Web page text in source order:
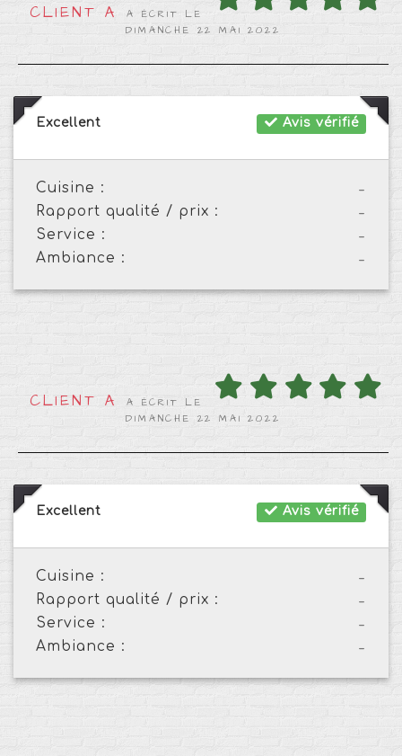
CLIENT A
A ÉCRIT LE
DIMANCHE 22 MAI 2022
Avis vérifié
Excellent
-
Cuisine :
-
Rapport qualité / prix :
-
Service :
-
Ambiance :
CLIENT A
A ÉCRIT LE
DIMANCHE 22 MAI 2022
Avis vérifié
Excellent
-
Cuisine :
-
Rapport qualité / prix :
-
Service :
-
Ambiance :